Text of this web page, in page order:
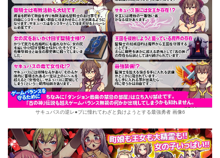
サキュバスの逆レ●プに憧れてわざと負けようとする最強勇者 画像6